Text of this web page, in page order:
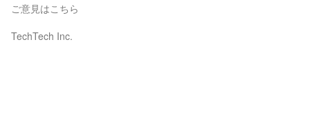
ご意見はこちら
TechTech Inc.